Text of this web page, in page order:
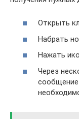
Открыть
Набрать
Нажать
Через